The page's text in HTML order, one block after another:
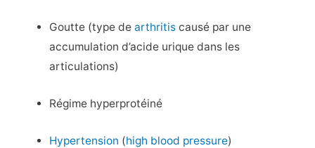
Goutte (type dearthritis causé par une
accumulation d’acide urique dans les
articulations)
Régime hyperprotéiné
Hypertension (high blood pressure)